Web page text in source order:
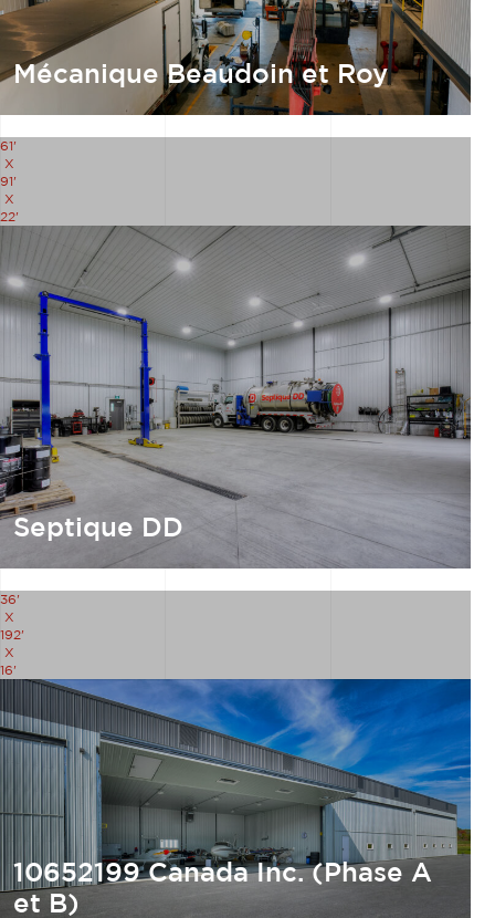
Mécanique Beaudoin et Roy
61'
X
91'
X
22'
Septique DD
36'
X
192'
X
16'
10652199 Canada Inc. (Phase A
et B)